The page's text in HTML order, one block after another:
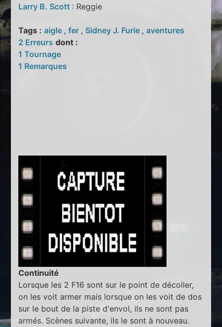
Larry B. Scott : Reggie
Tags : aigle ,fer , Sidney J. Furie ,aventures
2 Erreurs dont :
1 Tournage
1 Remarques
Continuité
Lorsque les 2 F16 sont sur le point de décoller,
on les voit armer mais lorsque on les voit de dos
sur le bout de la piste d'envol, ils ne sont pas
armés. Scènes suivante, ils le sont à nouveau.